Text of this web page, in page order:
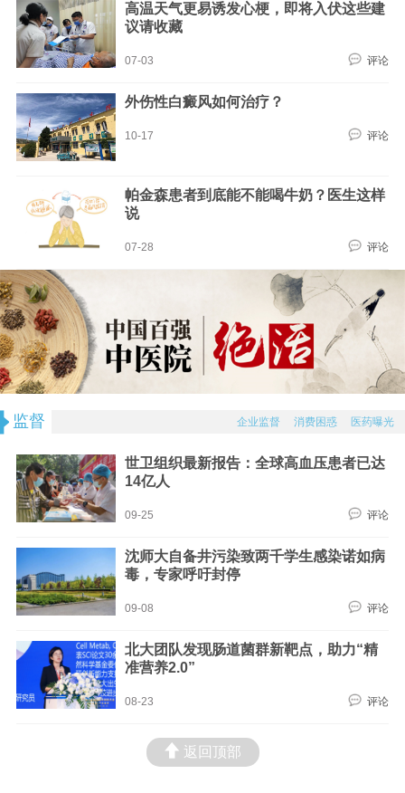
高温天气更易诱发心梗，即将入伏这些建
议请收藏
07-03 评论
外伤性白癜风如何治疗？
10-17 评论
帕金森患者到底能不能喝牛奶？医生这样
说
07-28 评论
监督 企业监督 消费困惑 医药曝光
世卫组织最新报告：全球高血压患者已达
14亿人
09-25 评论
沈师大自备井污染致两千学生感染诺如病
毒，专家呼吁封停
09-08 评论
北大团队发现肠道菌群新靶点，助力“精
准营养2.0”
08-23 评论
返回顶部